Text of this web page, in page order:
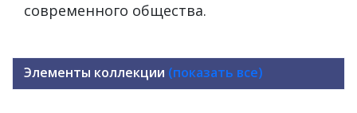
современного общества.
Элементы коллекции (показать все)